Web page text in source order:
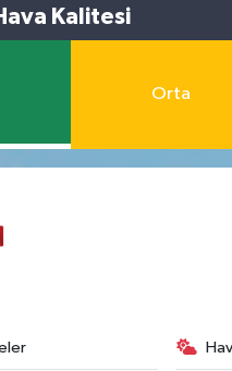
Kalitesi
Orta